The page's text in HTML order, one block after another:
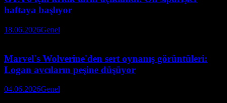
haftaya başlıyor
18.06.2026Genel
Marvel's Wolverine'den sert oynanış görüntüleri:
Logan avcıların peşine düşüyor
04.06.2026Genel